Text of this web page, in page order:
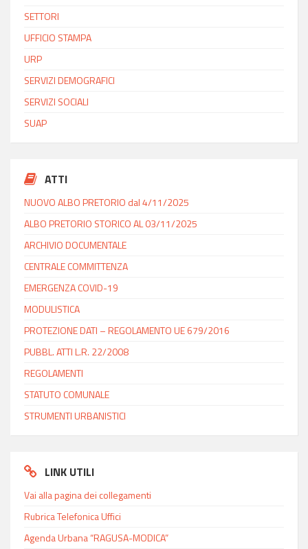
SETTORI
UFFICIO STAMPA
URP
SERVIZI DEMOGRAFICI
SERVIZI SOCIALI
SUAP
ATTI
NUOVO ALBO PRETORIO dal 4/11/2025
ALBO PRETORIO STORICO AL 03/11/2025
ARCHIVIO DOCUMENTALE
CENTRALE COMMITTENZA
EMERGENZA COVID-19
MODULISTICA
PROTEZIONE DATI – REGOLAMENTO UE 679/2016
PUBBL. ATTI L.R. 22/2008
REGOLAMENTI
STATUTO COMUNALE
STRUMENTI URBANISTICI
LINK UTILI
Vai alla pagina dei collegamenti
Rubrica Telefonica Uffici
Agenda Urbana “RAGUSA-MODICA”